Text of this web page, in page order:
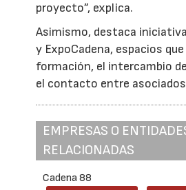
proyecto”, explica.
Asimismo, destaca
y ExpoCadena, espacios
formación, el intercambio
el contacto entre
EMPRESAS O
RELACIONADAS
Cadena 88